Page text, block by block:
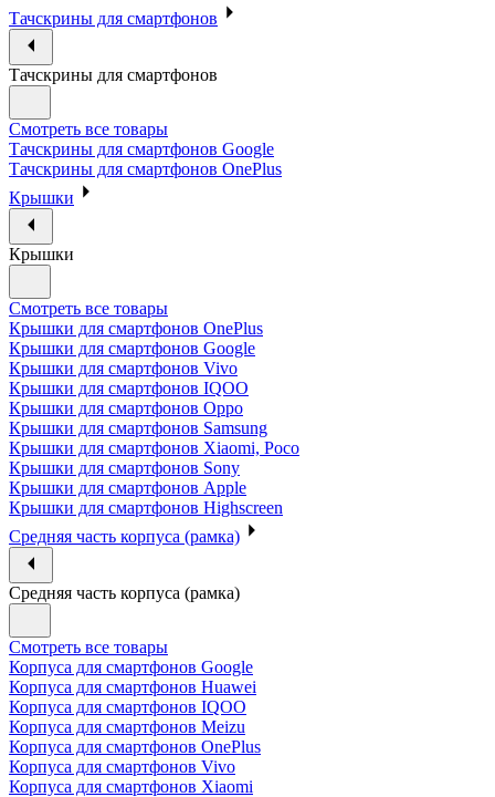
Тачскрины для смартфонов
Тачскрины для смартфонов
Смотреть все товары
Тачскрины для смартфонов Google
Тачскрины для смартфонов OnePlus
Крышки
Крышки
Смотреть все товары
Крышки для смартфонов OnePlus
Крышки для смартфонов Google
Крышки для смартфонов Vivo
Крышки для смартфонов IQOO
Крышки для смартфонов Oppo
Крышки для смартфонов Samsung
Крышки для смартфонов Xiaomi, Poco
Крышки для смартфонов Sony
Крышки для смартфонов Apple
Крышки для смартфонов Highscreen
Средняя часть корпуса (рамка)
Средняя часть корпуса (рамка)
Смотреть все товары
Корпуса для смартфонов Google
Корпуса для смартфонов Huawei
Корпуса для смартфонов IQOO
Корпуса для смартфонов Meizu
Корпуса для смартфонов OnePlus
Корпуса для смартфонов Vivo
Корпуса для смартфонов Xiaomi